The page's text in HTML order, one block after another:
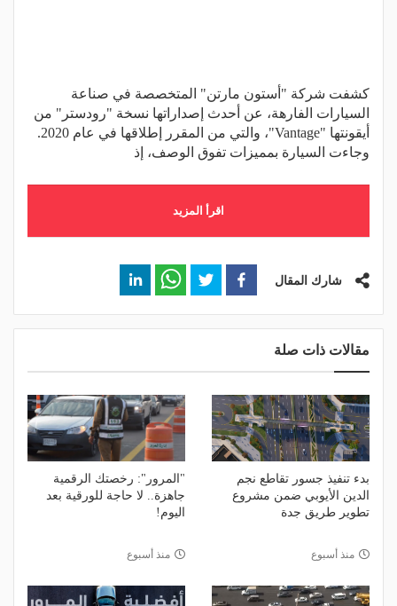
كشفت شركة "أستون مارتن" المتخصصة في صناعة
السيارات الفارهة، عن أحدث إصداراتها نسخة "رودستر" من
أيقونتها "Vantage"، والتي من المقرر إطلاقها في عام 2020.
وجاءت السيارة بمميزات تفوق الوصف، إذ
اقرأ المزيد
شارك المقال
مقالات ذات صلة
بدء تنفيذ جسور تقاطع نجم
الدين الأيوبي ضمن مشروع
تطوير طريق جدة
منذ أسبوع
"المرور": رخصتك الرقمية
جاهزة.. لا حاجة للورقية بعد
اليوم!
منذ أسبوع